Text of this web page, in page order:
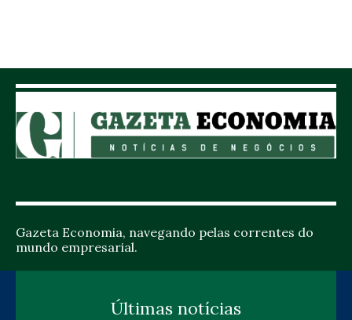
Gazeta Economia, navegando pelas correntes do
mundo empresarial.
Últimas notícias